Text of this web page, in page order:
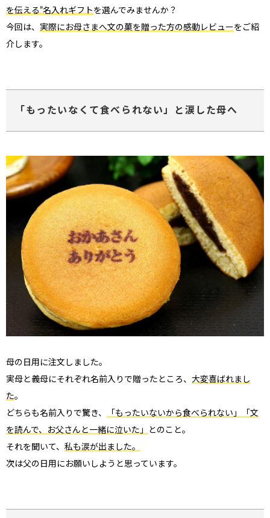
退職・異動の挨拶におすすめのお菓子ギ
フト5選
もらっ
失敗し
を伝える”名入れギフトを選んでみませんか？
今回は、 実際にお母さまへ文の菓を贈った方の感動レビューをご紹
介します。
「もったいなくて食べられない」と涙した母へ
母の日用に注文しました。
実母と義母にそれぞれ名前入りで贈ったところ、 大変喜ばれまし
た。
どちらも名前入りで驚き、
「もったいないから食べられない」「文
を読んで、お父さんと一緒に泣いた」
とのこと。
それを聞いて、 私も涙が出ました。
次は父の日用にお願いしようと思っています。